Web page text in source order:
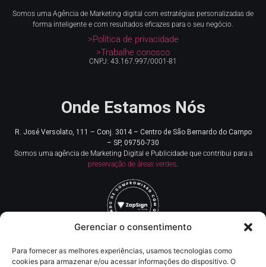
Gerenciar o consentimento
Para fornecer as melhores experiências, usamos tecnologias como
cookies para armazenar e/ou acessar informações do dispositivo. O
Somos uma Agência de Marketing digital com estratégias personalizadas de
forma inteligente e com resultados eficazes para o seu negócio.
>Política de privacidade
>Trabalhe conosco
CNPJ: 43.167.997/0001-81
Onde Estamos Nós
R. José Versolato, 111 – Conj. 3014 – Centro de São Bernardo do Campo
– SP, 09750-730
Somos uma agência de Marketing Digital e Publicidade que contribui para a
preservação de áreas verdes.
Redes Sociais